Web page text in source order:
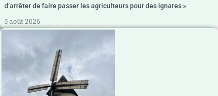
d’arrêter de faire passer les agriculteurs pour des ignares »
5 août 2026